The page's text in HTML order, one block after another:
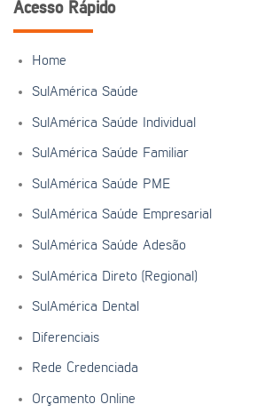
Acesso Rápido
Home
SulAmérica Saúde
SulAmérica Saúde Individual
SulAmérica Saúde Familiar
SulAmérica Saúde PME
SulAmérica Saúde Empresarial
SulAmérica Saúde Adesão
SulAmérica Direto (Regional)
SulAmérica Dental
Diferenciais
Rede Credenciada
Orçamento Online